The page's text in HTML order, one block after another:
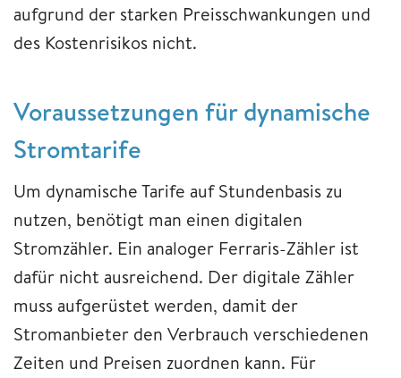
aufgrund der starken Preisschwankungen und
des Kostenrisikos nicht.
Voraussetzungen für dynamische
Stromtarife
Um dynamische Tarife auf Stundenbasis zu
nutzen, benötigt man einen digitalen
Stromzähler. Ein analoger Ferraris-Zähler ist
dafür nicht ausreichend. Der digitale Zähler
muss aufgerüstet werden, damit der
Stromanbieter den Verbrauch verschiedenen
Zeiten und Preisen zuordnen kann. Für